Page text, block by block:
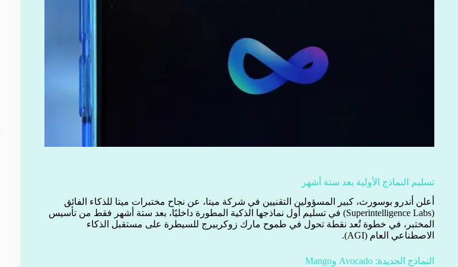
تسليم النماذج الأولية بعد ستة أشهر
أعلن أندرو بوسورث، كبير المسؤولين التقنيين في شركة ميتا، عن نجاح مختبرات ميتا للذكاء الفائق
(Superintelligence Labs) في تسليم أول نماذجها الذكية المطورة داخليًا، بعد ستة أشهر فقط من تأسيس
المختبر، في خطوة تُعد نقطة تحول في طموح مارك زوكربيرج للسيطرة على مستقبل الذكاء
الاصطناعي العام (AGI).
النماذج الجديدة: Avocado وMango